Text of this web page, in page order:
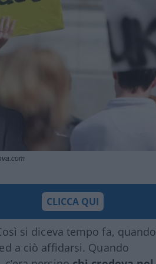
CLICCA QUI
si diceva tempo fa, quando
a ciò affidarsi. Quando